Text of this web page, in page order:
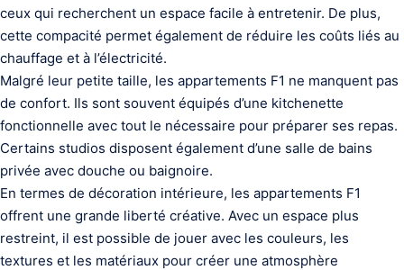
ceux qui recherchent un espace facile à entretenir. De plus,
cette compacité permet également de réduire les coûts liés au
chauffage et à l’électricité.
Malgré leur petite taille, les appartements F1 ne manquent pas
de confort. Ils sont souvent équipés d’une kitchenette
fonctionnelle avec tout le nécessaire pour préparer ses repas.
Certains studios disposent également d’une salle de bains
privée avec douche ou baignoire.
En termes de décoration intérieure, les appartements F1
offrent une grande liberté créative. Avec un espace plus
restreint, il est possible de jouer avec les couleurs, les
textures et les matériaux pour créer une atmosphère